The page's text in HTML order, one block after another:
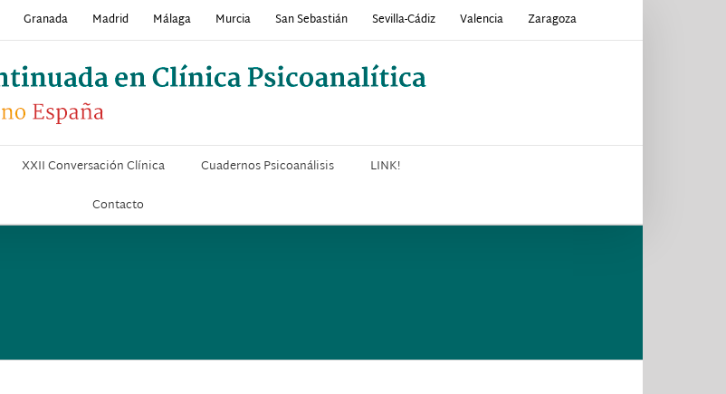
Granada Madrid Málaga Murcia San Sebastián Sevilla-Cádiz Valencia Zaragoza
XXII Conversación Clínica Cuadernos Psicoanálisis
LINK!
Contacto